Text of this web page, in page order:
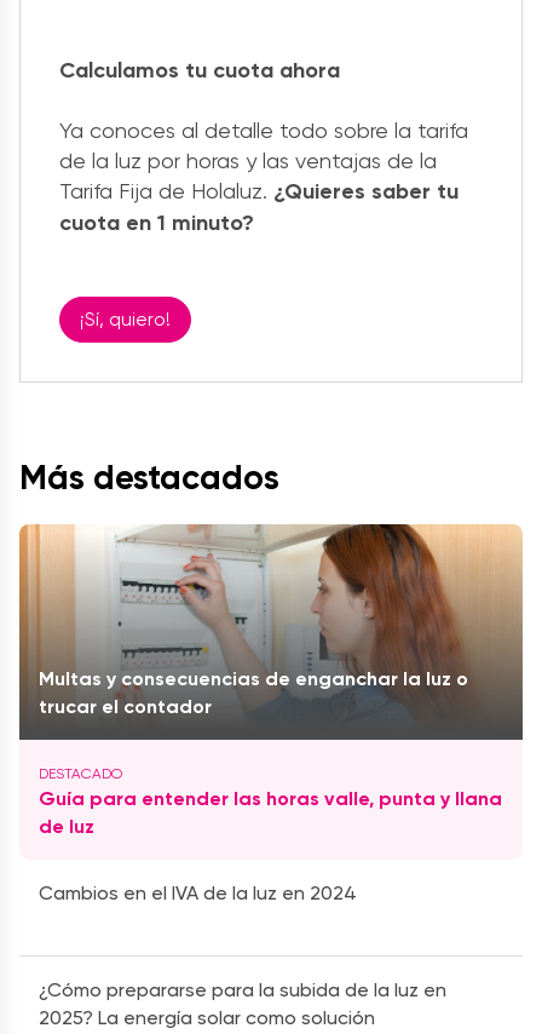
Calculamos tu cuota ahora
Ya conoces al detalle todo sobre la tarifa
de la luz por horas y las ventajas de la
Tarifa Fija de Holaluz. ¿Quieres saber tu
cuota en 1 minuto?
¡Sí, quiero!
Más destacados
Multas y consecuencias de enganchar la luz o
trucar el contador
Guía para entender las horas valle, punta y llana
de luz
Cambios en el IVA de la luz en 2024
¿Cómo prepararse para la subida de la luz en
2025? La energía solar como solución